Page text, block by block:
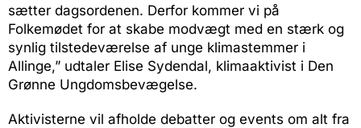
sætter dagsordenen. Derfor kommer vi på
Folkemødet for at skabe modvægt med en stærk og
synlig tilstedeværelse af unge klimastemmer i
Allinge,” udtaler Elise Sydendal, klimaaktivist i Den
Grønne Ungdomsbevægelse.
Aktivisterne vil afholde debatter og events om alt fra